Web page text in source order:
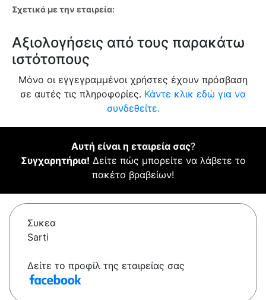
Σχετικά με την εταιρεία:
Αξιολογήσεις από τους παρακάτω
ιστότοπους
Μόνο οι εγγεγραμμένοι χρήστες έχουν πρόσβαση
σε αυτές τις πληροφορίες. Κάντε κλικ εδώ για να
συνδεθείτε.
Αυτή είναι η εταιρεία σας?
Συγχαρητήρια! Δείτε πώς μπορείτε να λάβετε το
πακέτο βραβείων!
Συκεα
Sarti
Δείτε το προφίλ της εταιρείας σας